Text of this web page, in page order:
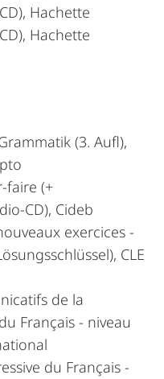
Hachette
Hachette
(3. Aufl),
faire (+
CD), Cideb
exercices -
CLE
de la
Français - niveau
du Français -